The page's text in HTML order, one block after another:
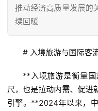
推动经济高质量发展的
续回暖
# 入境旅游与国际客
**入境旅游是衡量
尺，也是拉动内需、促进
引擎。**2024年以来，